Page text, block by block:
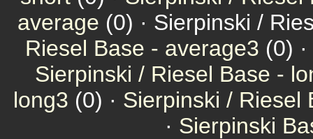
average (0) · Sierpinski /
Riesel Base - average3 (0) ·
Sierpinski / Riesel Base -
long3 (0) · Sierpinski / Riesel
· Sierpinski